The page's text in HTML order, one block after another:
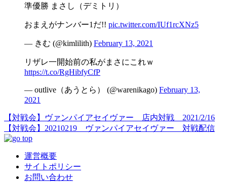
準優勝 まさし（デミトリ）
おまえがナンバー1だ!! pic.twitter.com/IUf1rcXNz5
— きむ (@kimlilith) February 13, 2021
リザレ一開始前の私がまさにこれｗ
https://t.co/RgHibfyCfP
— outlive（あうとら） (@warenikago) February 13,
2021
【対戦会】ヴァンパイアセイヴァー 店内対戦 2021/2/16
【対戦会】20210219 ヴァンパイアセイヴァー 対戦配信
運営概要
サイトポリシー
お問い合わせ